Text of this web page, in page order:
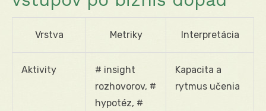
Vrstva Metriky Interpretácia
Aktivity
# insight
rozhovorov, #
hypotéz, #
Kapacita a
rytmus učenia